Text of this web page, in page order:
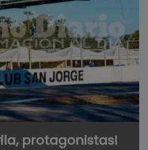
protagonistas!